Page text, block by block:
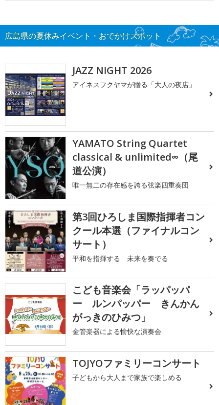
広島県の夏休みイベント・おでかけスポット
JAZZ NIGHT 2026
アイネスフクヤマが贈る「大人の夜店」
YAMATO String Quartet
classical & unlimited∞（尾
道公演）
唯一無二の存在感を誇る弦楽四重奏団
第3回ひろしま国際指揮者コン
クール本選（ファイナルコン
サート）
平和を指揮する 未来を奏でる
こども音楽会「ラッパッパ
ー ルンパッパー きんかん
がっきのひみつ」
金管楽器による愉快な演奏会
TOJYOファミリーコンサート
子どもから大人まで家族で楽しめる